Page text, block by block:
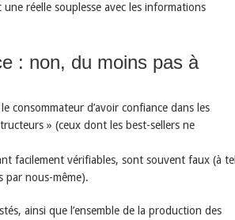
réelle souplesse avec les informations
: non, du moins pas à
consommateur d’avoir confiance dans les
» (ceux dont les best-sellers ne
facilement vérifiables, sont souvent faux (à tel
par nous-même).
ainsi que l’ensemble de la production des